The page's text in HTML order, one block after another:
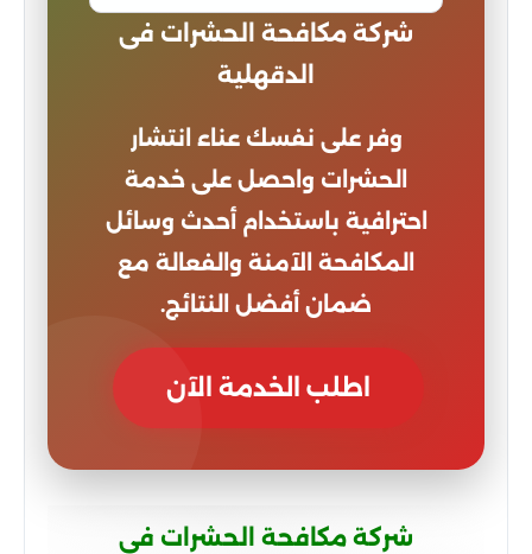
شركة مكافحة الحشرات فى
الدقهلية
وفر على نفسك عناء انتشار
الحشرات واحصل على خدمة
احترافية باستخدام أحدث وسائل
المكافحة الآمنة والفعالة مع
ضمان أفضل النتائج.
اطلب الخدمة الآن
شركة مكافحة الحشرات فى